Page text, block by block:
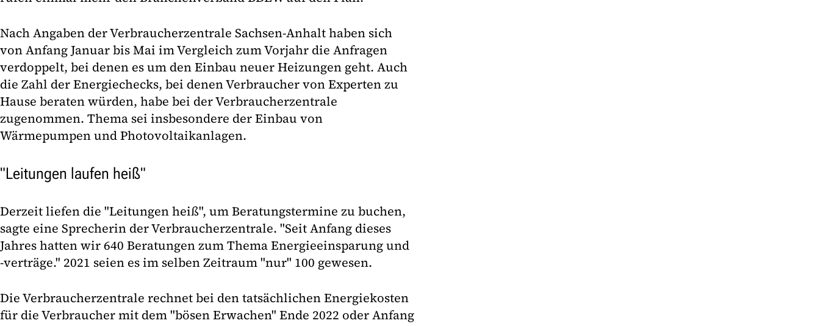
Nach Angaben der Verbraucherzentrale Sachsen-Anhalt haben sich
von Anfang Januar bis Mai im Vergleich zum Vorjahr die Anfragen
verdoppelt, bei denen es um den Einbau neuer Heizungen geht. Auch
die Zahl der Energiechecks, bei denen Verbraucher von Experten zu
Hause beraten würden, habe bei der Verbraucherzentrale
zugenommen. Thema sei insbesondere der Einbau von
Wärmepumpen und Photovoltaikanlagen.
"Leitungen laufen heiß"
Derzeit liefen die "Leitungen heiß", um Beratungstermine zu buchen,
sagte eine Sprecherin der Verbraucherzentrale. "Seit Anfang dieses
Jahres hatten wir 640 Beratungen zum Thema Energieeinsparung und
-verträge." 2021 seien es im selben Zeitraum "nur" 100 gewesen.
Die Verbraucherzentrale rechnet bei den tatsächlichen Energiekosten
für die Verbraucher mit dem "bösen Erwachen" Ende 2022 oder Anfang